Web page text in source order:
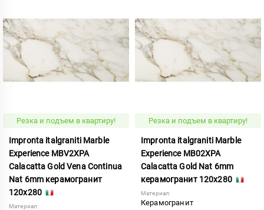
Резка и подъем в квартиру!
Impronta italgraniti Marble
Experience MBV2XPA
Calacatta Gold Vena Continua
Nat 6mm керамогранит
120x280
Материал:
Резка и подъем в квартиру!
Impronta italgraniti Marble
Experience MB02XPA
Calacatta Gold Nat 6mm
керамогранит 120x280
Материал:
Керамогранит